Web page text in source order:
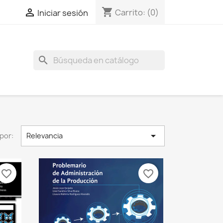
 Iniciar sesión shopping_cart Carrito: (0)
search
Relevancia 
favorite_border favorite_border